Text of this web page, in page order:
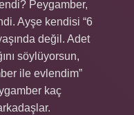
Peygamber,
Ayşe kendisi “6
değil. Adet
söylüyorsun,
ile evlendim”
kaç